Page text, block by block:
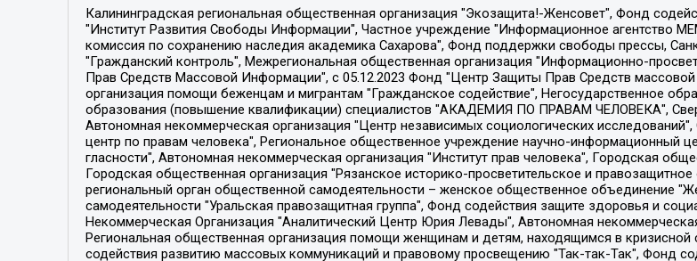
Калининградская региональная общественная организация "Экозащита!-Женсовет", Фонд содействия защите прав и свобод граждан "Общественный вердикт", Фонд "Институт Развития Свободы Информации", Частное учреждение "Информационное агентство МЕМО. РУ", Региональная общественная организация "Общественная комиссия по сохранению наследия академика Сахарова", Фонд поддержки свободы прессы, Санкт-Петербургская общественная правозащитная организация "Гражданский контроль", Межрегиональная общественная организация "Информационно-просветительский центр "Мемориал", Региональный Фонд "Центр Защиты Прав Средств Массовой Информации", с 05.12.2023 Фонд "Центр Защиты Прав Средств массовой информации", Региональная общественная благотворительная организация помощи беженцам и мигрантам "Гражданское содействие", Негосударственное образовательное учреждение дополнительного профессионального образования (повышение квалификации) специалистов "АКАДЕМИЯ ПО ПРАВАМ ЧЕЛОВЕКА", Свердловская региональная общественная организация "Сутяжник", Автономная некоммерческая организация "Центр независимых социологических исследований", Союз общественных объединений "Российский исследовательский центр по правам человека", Региональное общественное учреждение научно-информационный центр "МЕМОРИАЛ", Некоммерческая организация "Фонд защиты гласности", Автономная некоммерческая организация "Институт прав человека", Городская общественная организация "Екатеринбургское общество "МЕМОРИАЛ", Городская общественная организация "Рязанское историко-просветительское и правозащитное общество "Мемориал" (Рязанский Мемориал), Челябинский региональный орган общественной самодеятельности – женское общественное объединение "Женщины Евразии", Челябинский региональный орган общественной самодеятельности "Уральская правозащитная группа", Фонд содействия защите здоровья и социальной справедливости имени Андрея Рылькова, Автономная Некоммерческая Организация "Аналитический Центр Юрия Левады", Автономная некоммерческая организация социальной поддержки населения "Проект Апрель", Региональная общественная организация помощи женщинам и детям, находящимся в кризисной ситуации "Информационно-методический центр "Анна", Фонд содействия развитию массовых коммуникаций и правовому просвещению "Так-так-Так", Фонд содействия устойчивому развитию "Серебряная тайга", Свердловский региональный общественный фонд социальных проектов "Новое время", "Idel.Реалии", Кавказ.Реалии, Крым.Реалии, Телеканал Настоящее Время, Татаро-башкирская служба Радио Свобода (Azatliq Radiosi), Радио Свободная Европа/Радио Свобода (PCE/PC), "Сибирь.Реалии", "Фактограф", Благотворительный фонд помощи осужденным и их семьям, Автономная некоммерческая организация "Институт глобализации и социальных движений", Фонд "В защиту прав заключенных", Частное учреждение "Центр поддержки и содействия развитию средств массовой информации", Пензенский региональный общественный благотворительный фонд "Гражданский союз", "Север.Реалии", Некоммерческая организация Фонд "Правовая инициатива", Общество с ограниченной ответственностью "Радио Свободная Европа/Радио Свобода", Чешское информационное агентство "MEDIUM-ORIENT", Красноярская региональная общественная организация "Мы против СПИДа", Камалягин Денис Николаевич, Маркелов Сергей Евгеньевич, Пономарев Лев Александрович, Савицкая Людмила Алексеевна, Автономная некоммерческая организация "Центр по работе с проблемой насилия "НАСИЛИЮ.НЕТ", Межрегиональный профессиональный союз работников здравоохранения "Альянс врачей", Юридическое лицо, зарегистрированное в Латвийской Республике, SIA "Medusa Project" (регистрационный номер 40103797863, дата регистрации 10.06.2014), Некоммерческая организация "Фонд по борьбе с коррупцией", Автономная некоммерческая организация "Институт права и публичной политики", Баданин Роман Сергеевич, Гликин Максим Александрович, Железнова Мария Михайловна, Лукьянова Юлия Сергеевна, Маетная Елизавета Витальевна, Маняхин Петр Борисович, Чуракова Ольга Владимировна, Ярош Юлия Петровна, Юридическое лицо "The Insider SIA", зарегистрированное в Риге, Латвийская Республика (дата регистрации 26.06.2015), являющееся администратором доменного имени интернет-издания "The Insider SIA", https://theins.ru, Постернак Алексей Евгеньевич, Рубин Михаил Аркадьевич, Анин Роман Александрович, Юридическое лицо Istories fonds, зарегистрированное в Латвийской Республике (регистрационный номер 50008295751, дата регистрации 24.02.2020), Великовский Дмитрий Александрович, Долинина Ирина Николаевна, Мароховская Алеся Алексеевна, Шлейнов Роман Юрьевич, Шмагун Олеся Валентиновна, Общество с ограниченной ответственностью "Альтаир 2021", Общество с ограниченной ответственностью "Вега 2021", Общество с ограниченной ответственностью "Главный редактор 2021", Общество с ограниченной ответственностью "Ромашки монолит", Важенков Артем Валерьевич, Ивановская областная общественная организация "Центр гендерных исследований", Гурман Юрий Альбертович, Медиапроект "ОВД-Инфо", Егоров Владимир Владимирович, Жилинский Владимир Александрович, Общество с ограниченной ответственностью "ЗП", Иванова София Юрьевна, Карезина Инна Павловна, Кильтау Екатерина Викторовна, Петров Алексей Викторович, Пискунов Сергей Евгеньевич, Смирнов Сергей Сергеевич, Тихонов Михаил Сергеевич, Общество с ограниченной ответственностью "ЖУРНАЛИСТ-ИНОСТРАННЫЙ АГЕНТ", Арапова Галина Юрьевна, Вольтская Татьяна Анатольевна, Американская компания "Mason G.E.S. Anonymous Foundation" (США), являющаяся владельцем интернет-издания https://mnews.world/, Компания "Stichting Bellingcat", зарегистрированная в Нидерландах (дата регистрации 11.07.2018), Захаров Андрей Вячеславович, Клепиковская Екатерина Дмитриевна, Общество с ограниченной ответственностью "МЕМО", Перл Роман Александрович, Симонов Евгений